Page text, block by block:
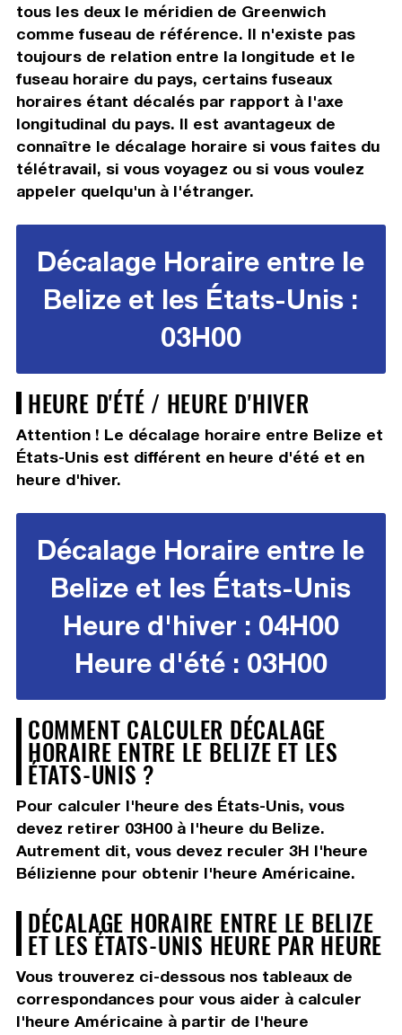
tous les deux le méridien de Greenwich
comme fuseau de référence. Il n'existe pas
toujours de relation entre la longitude et le
fuseau horaire du pays, certains fuseaux
horaires étant décalés par rapport à l'axe
longitudinal du pays. Il est avantageux de
connaître le décalage horaire si vous faites du
télétravail, si vous voyagez ou si vous voulez
appeler quelqu'un à l'étranger.
Décalage Horaire entre le
Belize et les États-Unis :
03H00
HEURE D'ÉTÉ / HEURE D'HIVER
Attention ! Le décalage horaire entre Belize et
États-Unis est différent en heure d'été et en
heure d'hiver.
Décalage Horaire entre le
Belize et les États-Unis
Heure d'hiver : 04H00
Heure d'été : 03H00
COMMENT CALCULER DÉCALAGE
HORAIRE ENTRE LE BELIZE ET LES
ÉTATS-UNIS ?
Pour calculer l'heure des États-Unis, vous
devez retirer 03H00à l'heure du Belize.
Autrement dit, vous devez reculer 3H l'heure
Bélizienne pour obtenir l'heure Américaine.
DÉCALAGE HORAIRE ENTRE LE BELIZE
ET LES ÉTATS-UNIS HEURE PAR HEURE
Vous trouverez ci-dessous nos tableaux de
correspondances pour vous aider à calculer
l'heure Américaine à partir de l'heure